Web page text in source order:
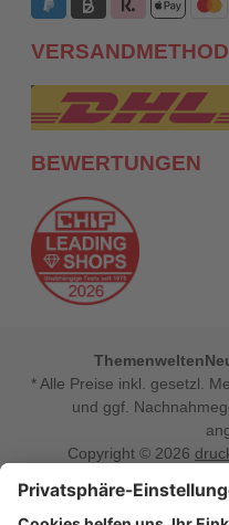
BEWERTUNGEN
Themenwelten
* Alle Preise inkl. gesetzl.
und ggf.
Copyright © 2026